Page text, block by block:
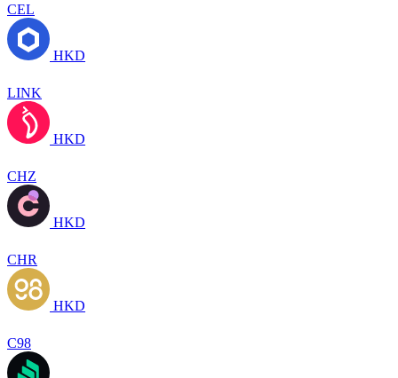
CEL
HKD
LINK
HKD
CHZ
HKD
CHR
HKD
C98